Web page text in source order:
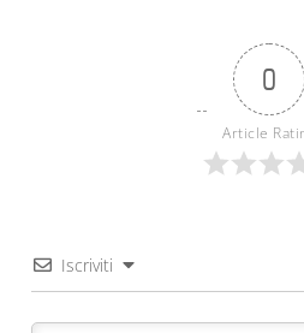
0
Article
Iscriviti